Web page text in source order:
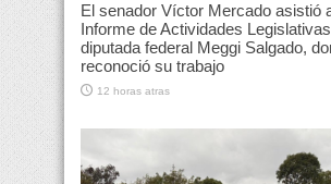
El senador Víctor Mercado asistió
Informe de Actividades
diputada federal Meggi Salgado,
reconoció su trabajo
12 horas atras